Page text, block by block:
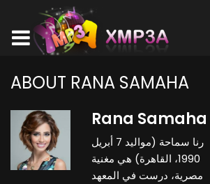
ABOUT RANA SAMAHA
Rana Samaha
رنا سماحة (مواليد 7 أبريل
1990، القاهرة) هي مغنية
مصرية، درست في المعهد